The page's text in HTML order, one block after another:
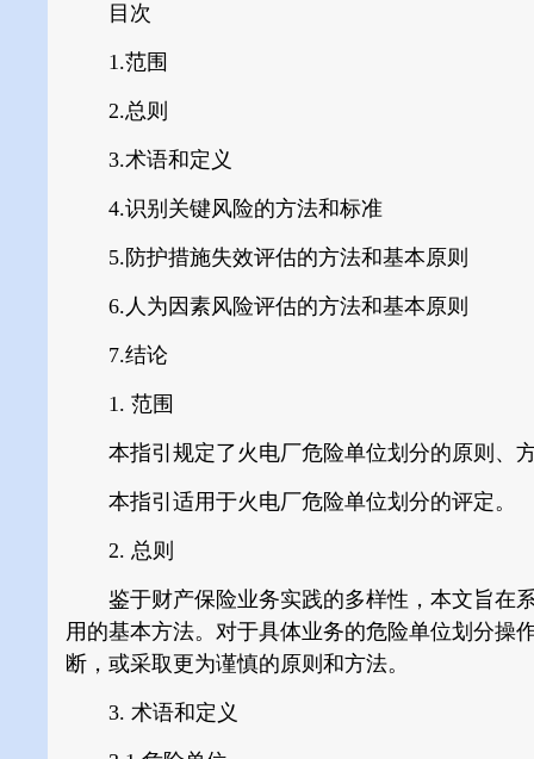
目次
1.范围
2.总则
3.术语和定义
4.识别关键风险的方法和标准
5.防护措施失效评估的方法和基本原则
6.人为因素风险评估的方法和基本原则
7.结论
1. 范围
本指引规定了火电厂危险单位划分的原则、
本指引适用于火电厂危险单位划分的评定。
2. 总则
鉴于财产保险业务实践的多样性，本文旨在
用的基本方法。对于具体业务的危险单位划分操
断，或采取更为谨慎的原则和方法。
3. 术语和定义